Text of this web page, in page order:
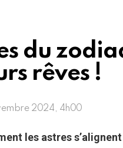
du
rêves !
2024, 4h00
les astres